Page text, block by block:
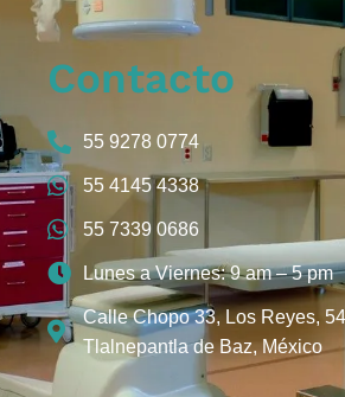
Contacto
55 9278 0774
55 4145 4338
55 7339 0686
Lunes a Viernes: 9 am – 5 pm
Calle Chopo 33, Los Reyes,
Tlalnepantla de Baz, México